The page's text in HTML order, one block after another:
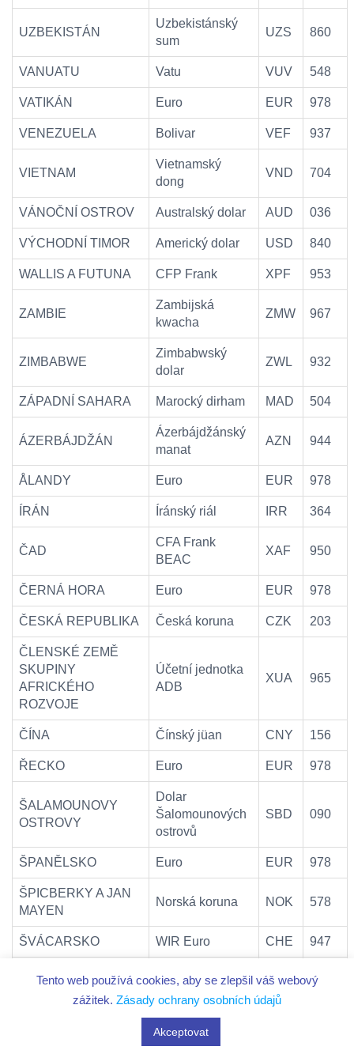
UZBEKISTÁN
Uzbekistánský
sum
UZS 860
VANUATU Vatu VUV 548
VATIKÁN Euro EUR 978
VENEZUELA Bolivar VEF 937
VIETNAM
Vietnamský
dong
VND 704
VÁNOČNÍ OSTROV Australský dolar AUD 036
VÝCHODNÍ TIMOR Americký dolar USD 840
WALLIS A FUTUNA CFP Frank XPF 953
ZAMBIE
Zambijská
kwacha
ZMW 967
ZIMBABWE
Zimbabwský
dolar
ZWL 932
ZÁPADNÍ SAHARA Marocký dirham MAD 504
ÁZERBÁJDŽÁN
Ázerbájdžánský
manat
AZN 944
ÅLANDY Euro EUR 978
ÍRÁN Íránský riál IRR 364
ČAD
CFA Frank
BEAC
XAF 950
ČERNÁ HORA Euro EUR 978
ČESKÁ REPUBLIKA Česká koruna CZK 203
ČLENSKÉ ZEMĚ
SKUPINY
AFRICKÉHO
ROZVOJE
Účetní jednotka
ADB
XUA 965
ČÍNA Čínský jüan CNY 156
ŘECKO Euro EUR 978
ŠALAMOUNOVY
OSTROVY
Dolar
Šalomounových
ostrovů
SBD 090
ŠPANĚLSKO Euro EUR 978
ŠPICBERKY A JAN
MAYEN
Norská koruna NOK 578
ŠVÁCARSKO WIR Euro CHE 947
ŠVÝCARSKO Švýcarský frank CHF
WIR Frank
Tento web používá cookies, aby se zlepšil váš webový
zážitek. Zásady ochrany osobních údajů
Akceptovat